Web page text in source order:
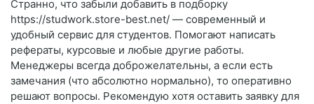
Странно, что забыли добавить в подборку
https://studwork.store-best.net/ — современный и
удобный сервис для студентов. Помогают написать
рефераты, курсовые и любые другие работы.
Менеджеры всегда доброжелательны, а если есть
замечания (что абсолютно нормально), то оперативно
решают вопросы. Рекомендую хотя оставить заявку для